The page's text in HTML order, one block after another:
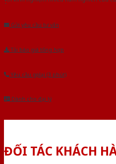
Gửi yêu cầu tư vấn
Tải báo giá tổng hợp
Yêu cầu gọi lại (3 phút)
Dành cho đại lý
ĐỐI TÁC KHÁCH